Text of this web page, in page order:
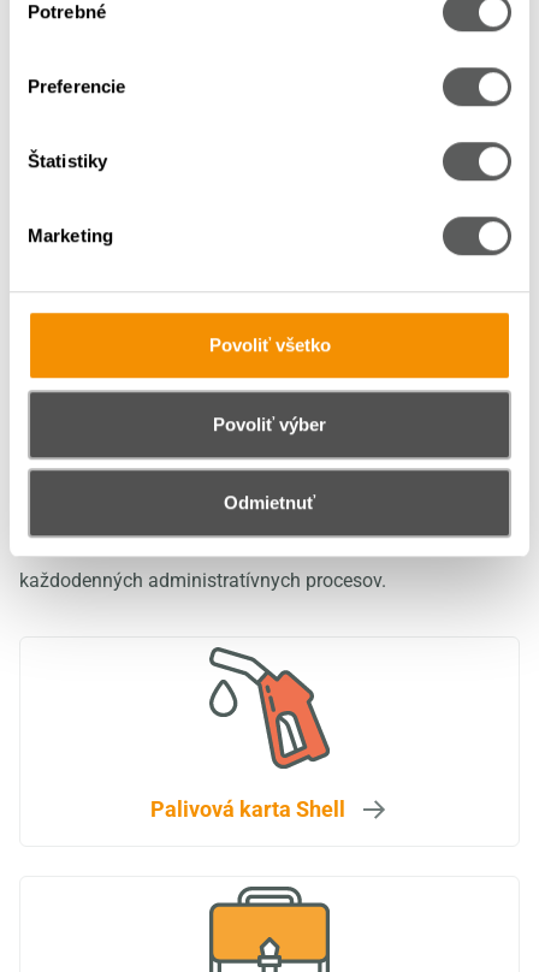
súhlasu
Potrebné
Preferencie
Štatistiky
Marketing
Povoliť všetko
Povoliť výber
Odmietnuť
Akceptovanie poukážok
Efektivita na prvom mieste
každodenných administratívnych procesov.
Palivová karta Shell